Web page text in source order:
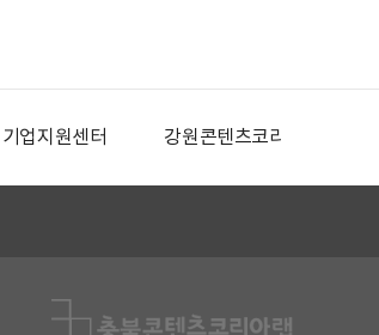
업지원센터 강원콘텐츠코리아랩